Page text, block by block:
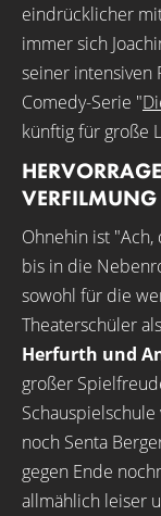
eindrücklicher
immer sich
seiner intensiven
Comedy-Serie "
künftig für große
VERFILMUNG
Ohnehin ist
bis in die
sowohl für die
Theaterschüler
Herfurth und
großer
noch Senta
gegen Ende
allmählich leiser